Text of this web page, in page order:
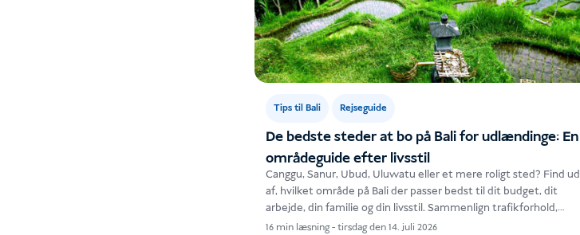
Tips til Bali Rejseguide
De bedste steder at bo på Bali for udlændinge: En
områdeguide efter livsstil
Canggu, Sanur, Ubud, Uluwatu eller et mere roligt sted? Find ud
af, hvilket område på Bali der passer bedst til dit budget, dit
arbejde, din familie og din livsstil. Sammenlign trafikforhold,
husleje, skoler, sundhedsvæsen, strande og visumkrav, før du…
16 min læsning-tirsdag den 14. juli 2026